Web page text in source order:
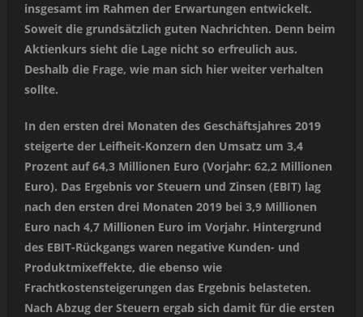
insgesamt im Rahmen der Erwartungen entwickelt.
Soweit die grundsätzlich guten Nachrichten. Denn beim
Aktienkurs sieht die Lage nicht so erfreulich aus.
Deshalb die Frage, wie man sich hier weiter verhalten
sollte.
In den ersten drei Monaten des Geschäftsjahres 2019
steigerte der Leifheit-Konzern den Umsatz um 3,4
Prozent auf 64,3 Millionen Euro (Vorjahr: 62,2 Millionen
Euro). Das Ergebnis vor Steuern und Zinsen (EBIT) lag
nach den ersten drei Monaten 2019 bei 3,9 Millionen
Euro nach 4,7 Millionen Euro im Vorjahr. Hintergrund
des EBIT-Rückgangs waren negative Kunden- und
Produktmixeffekte, die ebenso wie
Frachtkostensteigerungen das Ergebnis belasteten.
Nach Abzug der Steuern ergab sich damit für die ersten